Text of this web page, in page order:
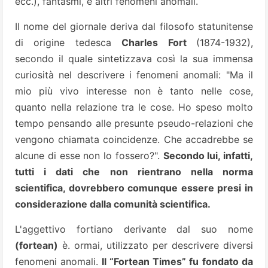
Il nome del giornale deriva dal filosofo statunitense
di origine tedescaCharles Fort (1874-1932),
secondo il quale sintetizzava così la sua immensa
curiosità nel descrivere i fenomeni anomali: "Ma il
mio più vivo interesse non è tanto nelle cose,
quanto nella relazione tra le cose. Ho speso molto
tempo pensando alle presunte pseudo-relazioni che
vengono chiamata coincidenze. Che accadrebbe se
alcune di esse non lo fossero?". Secondo lui, infatti,
tutti i dati che non rientrano nella norma
scientifica, dovrebbero comunque essere presi in
considerazione dalla comunità scientifica.
L'aggettivo fortiano derivante dal suo nome
(fortean) è. ormai, utilizzato per descrivere diversi
fenomeni anomali. Il “Fortean Times” fu fondato da